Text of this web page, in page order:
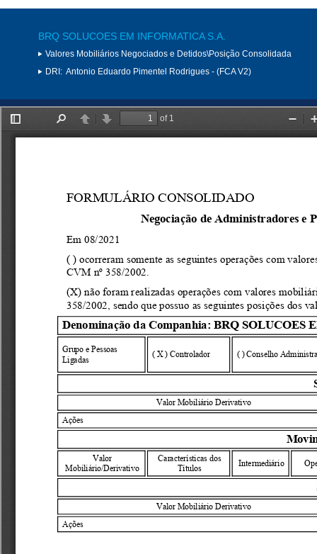
BRQ SOLUCOES EM INFORMATICA S.A.
Valores Mobiliários Negociados e Detidos\Posição Consolidada
DRI: Antonio Eduardo Pimentel Rodrigues - (FCA V2)